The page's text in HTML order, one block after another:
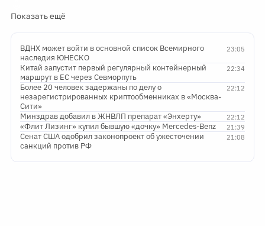
Показать ещё
23:05
ВДНХ может войти в основной список Всемирного
наследия ЮНЕСКО
22:34
Китай запустит первый регулярный контейнерный
маршрут в ЕС через Севморпуть
22:12
Более 20 человек задержаны по делу о
незарегистрированных криптообменниках в «Москва-
Сити»
22:12
Минздрав добавил в ЖНВЛП препарат «Энхерту»
21:39
«Флит Лизинг» купил бывшую «дочку» Mercedes-Benz
21:08
Сенат США одобрил законопроект об ужесточении
санкций против РФ